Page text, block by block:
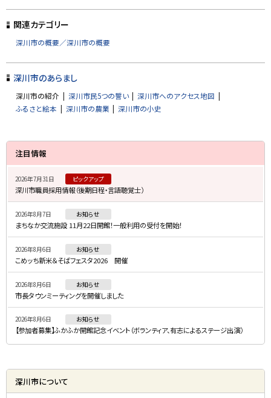
ッ
プ
る
関連カテゴリー
深川市の概要／深川市の概要
深川市のあらまし
深川市の紹介 深川市民5つの誓い
深川市へのアクセス地図
ふるさと絵本
深川市の農業 深川市の小史
サ
イ
・
メ
ニ
ュ
ー
注目情報
2026年7月31日 ピックアップ
深川市職員採用情報（後期日程・言語聴覚士）
2026年8月7日 お知らせ
まちなか交流施設 11月22日開館！一般利用の受付を開始！
2026年8月6日 お知らせ
こめッち新米＆そばフェスタ2026 開催
2026年8月6日 お知らせ
市長タウンミーティングを開催しました
2026年8月6日 お知らせ
【参加者募集】ふかふか開館記念イベント（ボランティア、有志によるステージ出演）
深川市について